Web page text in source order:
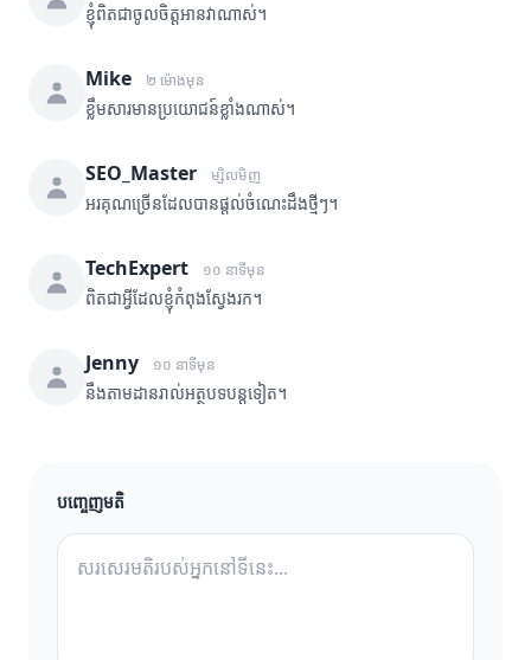
ខ្ញុំពិតជាចូលចិត្តអានវាណាស់។
Mike ២ ម៉ោងមុន
ខ្លឹមសារមានប្រយោជន៍ខ្លាំងណាស់។
SEO_Master ម្សិលមិញ
អរគុណច្រើនដែលបានផ្តល់ចំណេះដឹងថ្មីៗ។
TechExpert ១០ នាទីមុន
ពិតជាអ្វីដែលខ្ញុំកំពុងស្វែងរក។
Jenny ១០ នាទីមុន
នឹងតាមដានរាល់អត្ថបទបន្តទៀត។
បញ្ចេញមតិ